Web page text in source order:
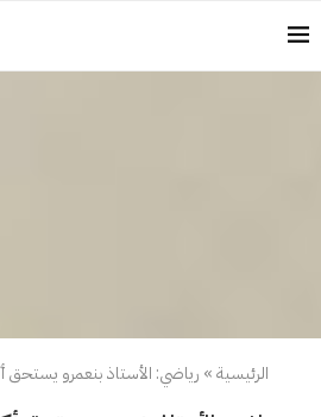
الرئيسية» رياضي: الأستاذ بنعمرو يستحق